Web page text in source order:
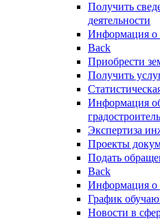
Получить
деятельности
Информация о
Back
Приобрести
Получить
Информация
Экспертиза
Проекты
Подать
Back
Информация о
График
Новости в